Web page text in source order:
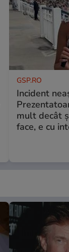
GSP.RO
Incident
mult decât
face, e cu